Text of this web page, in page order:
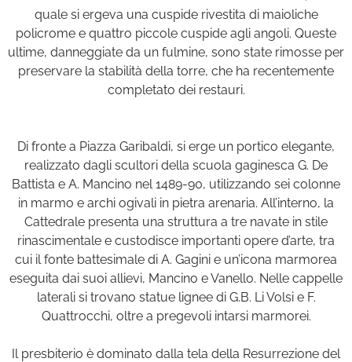
quale si ergeva una cuspide rivestita di maioliche
policrome e quattro piccole cuspide agli angoli. Queste
ultime, danneggiate da un fulmine, sono state rimosse per
preservare la stabilità della torre, che ha recentemente
completato dei restauri.
Di fronte a Piazza Garibaldi, si erge un portico elegante,
realizzato dagli scultori della scuola gaginesca G. De
Battista e A. Mancino nel 1489-90, utilizzando sei colonne
in marmo e archi ogivali in pietra arenaria. All’interno, la
Cattedrale presenta una struttura a tre navate in stile
rinascimentale e custodisce importanti opere d’arte, tra
cui il fonte battesimale di A. Gagini e un’icona marmorea
eseguita dai suoi allievi, Mancino e Vanello. Nelle cappelle
laterali si trovano statue lignee di G.B. Li Volsi e F.
Quattrocchi, oltre a pregevoli intarsi marmorei.
Il presbiterio è dominato dalla tela della Resurrezione del